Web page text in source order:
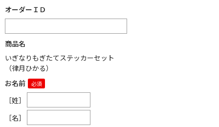
オーダーＩＤ
商品名
いぎなりもぎたてステッカーセット
（律月ひかる）
お名前
［姓］
［名］